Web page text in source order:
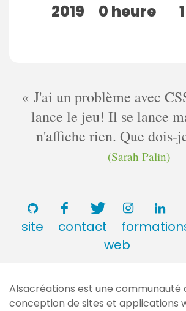
2019 0 heure 1
J'ai un problème avec
lance le jeu! Il se lance
n'affiche rien. Que dois-
(Sarah Palin)
site
contact
web
Alsacréations est une communauté
conception de sites et applications